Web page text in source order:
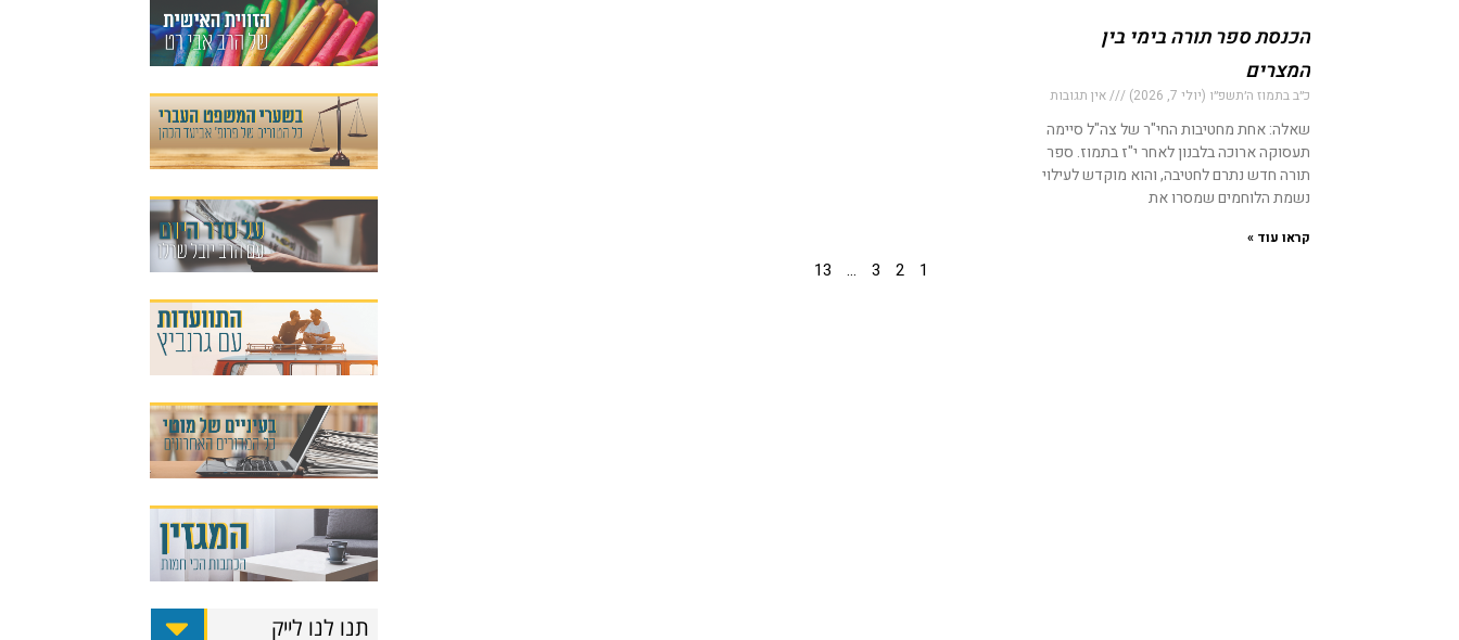
הכנסת ספר תורה בימי בין
המצרים
כ״ב בתמוז ה׳תשפ״ו (יולי 7, 2026) אין תגובות
שאלה: אחת מחטיבות החי"ר של צה"ל סיימה
תעסוקה ארוכה בלבנון לאחר י"ז בתמוז. ספר
תורה חדש נתרם לחטיבה, והוא מוקדש לעילוי
נשמת הלוחמים שמסרו את
קראו עוד »
1
2
3
…
13
תנו לנו לייק